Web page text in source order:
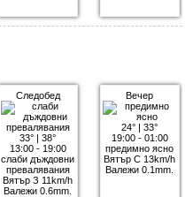
Следобед
33° |38°
13:00 - 19:00
слаби дъждовни
превалявания
Вятър З 11km/h
Валежи 0.6mm.
Вечер
24° |33°
19:00 - 01:00
предимно ясно
Вятър С 13km/h
Валежи 0.1mm.